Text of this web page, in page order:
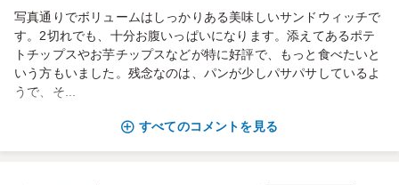
写真通りでボリュームはしっかりある美味しいサンドウィッチで
す。2切れでも、十分お腹いっぱいになります。添えてあるポテ
トチップスやお芋チップスなどが特に好評で、もっと食べたいと
いう方もいました。残念なのは、パンが少しパサパサしているよ
うで、そ...
すべてのコメントを見る